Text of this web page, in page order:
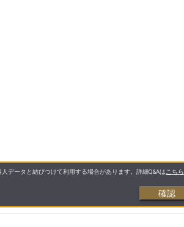
データと結びつけて利用する場合があります。詳細Q&Aは こちら
確認